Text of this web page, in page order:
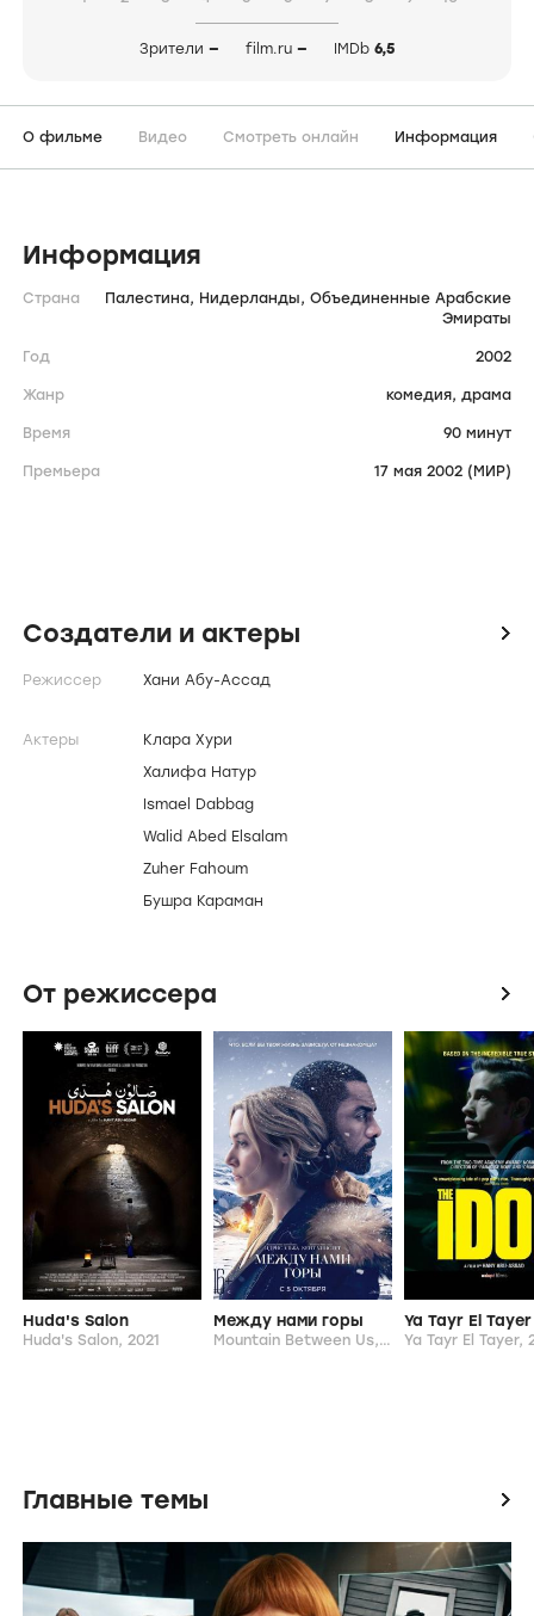
Зрители — film.ru — IMDb 6,5
О фильме Видео Смотреть онлайн Информация
Информация
Страна Палестина, Нидерланды, Объединенные Арабские
Эмираты
Год 2002
Жанр комедия, драма
Время 90 минут
Премьера 17 мая 2002 (МИР)
Создатели и актеры icon
Режиссер Хани Абу-Ассад
Актеры
Клара Хури
Халифа Натур
Ismael Dabbag
Walid Abed Elsalam
Zuher Fahoum
Бушра Караман
От режиссера icon
Huda's Salon
Huda's Salon, 2021
Между нами горы
Mountain Between Us,2017
Ya Tayr El Tayer
Ya Tayr El Tayer,
Главные темы icon